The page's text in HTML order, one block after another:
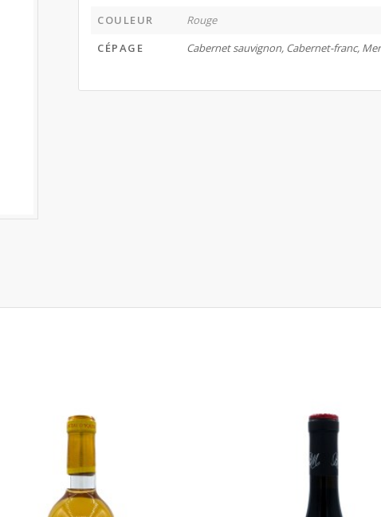
COULEUR
Rouge
CÉPAGE
Cabernet sauvignon, Cabernet-franc,